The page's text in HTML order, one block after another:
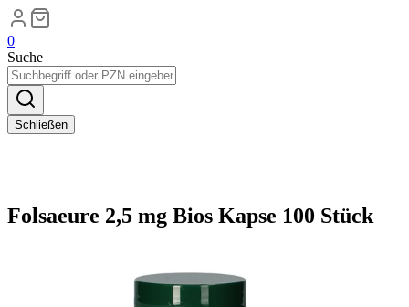
0
Suche
Schließen
Folsaeure 2,5 mg Bios Kapse 100 Stück